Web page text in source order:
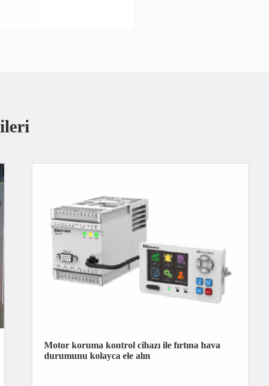
Motor koruma kontrol cihazı ile fırtına hava
durumunu kolayca ele alın